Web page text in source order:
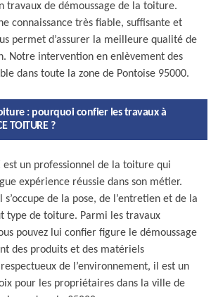
travaux de démoussage de la toiture.
connaissance très fiable, suffisante et
permet d’assurer la meilleure qualité de
Notre intervention en enlèvement des
dans toute la zone de Pontoise 95000.
: pourquoi confier les travaux à
TOITURE ?
est un professionnel de la toiture qui
expérience réussie dans son métier.
s’occupe de la pose, de l’entretien et de la
type de toiture. Parmi les travaux
pouvez lui confier figure le démoussage
des produits et des matériels
de l’environnement, il est un
pour les propriétaires dans la ville de